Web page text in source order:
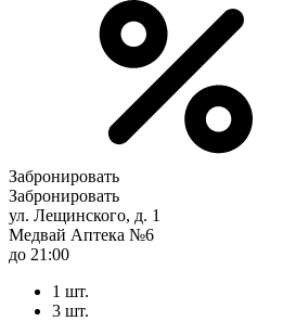
Забронировать
Забронировать
ул. Лещинского, д. 1
Медвай Аптека №6
до 21:00
1 шт.
3 шт.